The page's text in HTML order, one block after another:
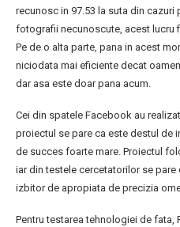
recunosc in 97.53 la suta din cazuri
fotografii necunoscute, acest lucru
Pe de o alta parte, pana in acest
niciodata mai eficiente decat
dar asa este doar pana acum.
Cei din spatele Facebook au
proiectul se pare ca este destul de
de succes foarte mare. Proiectul
iar din testele cercetatorilor se pare
izbitor de apropiata de precizia
Pentru testarea tehnologiei de